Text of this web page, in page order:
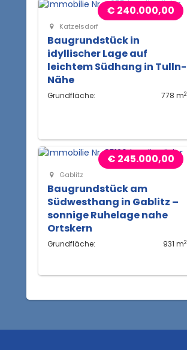
€ 240.000,00
Katzelsdorf
Baugrundstück in
idyllischer Lage auf
leichtem Südhang in Tulln-
Nähe
Grundfläche: 778 m2
€ 245.000,00
Gablitz
Baugrundstück am
Südwesthang in Gablitz –
sonnige Ruhelage nahe
Ortskern
Grundfläche: 931 m2